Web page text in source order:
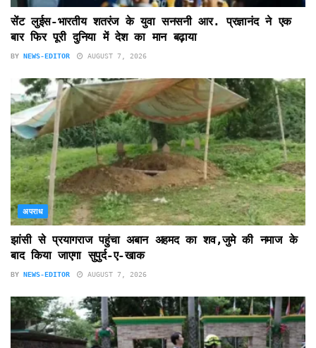
सेंट लुईस-भारतीय शतरंज के युवा सनसनी आर. प्रज्ञानंद ने एक
बार फिर पूरी दुनिया में देश का मान बढ़ाया
BY NEWS-EDITOR AUGUST 7, 2026
अपराध
झांसी से प्रयागराज पहुंचा अबान अहमद का शव,जुमे की नमाज के
बाद किया जाएगा सुपुर्द-ए-खाक
BY NEWS-EDITOR AUGUST 7, 2026